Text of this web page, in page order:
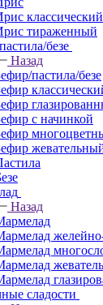
тираженный
безе
Назад
пастила/безе
с начинкой
Назад
сладости